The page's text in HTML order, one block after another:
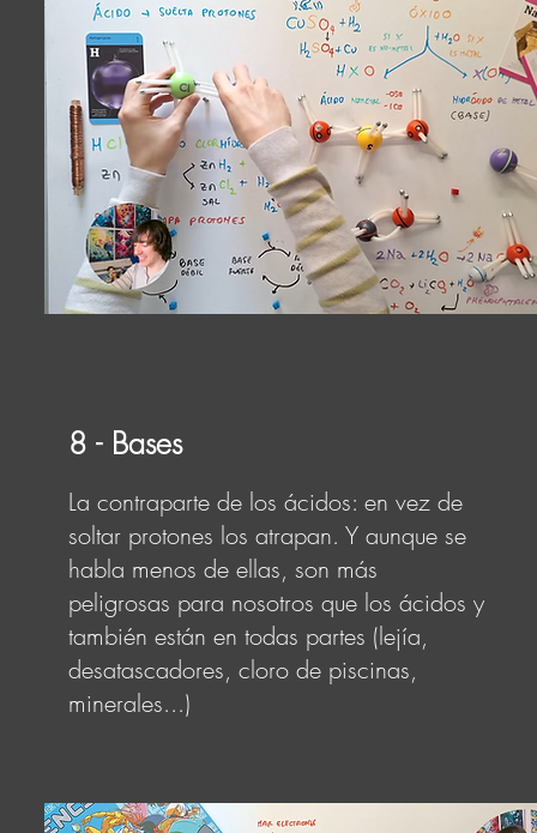
8 - Bases
La contraparte de los ácidos: en vez de
soltar protones los atrapan. Y aunque se
habla menos de ellas, son más
peligrosas para nosotros que los ácidos y
también están en todas partes (lejía,
desatascadores, cloro de piscinas,
minerales...)